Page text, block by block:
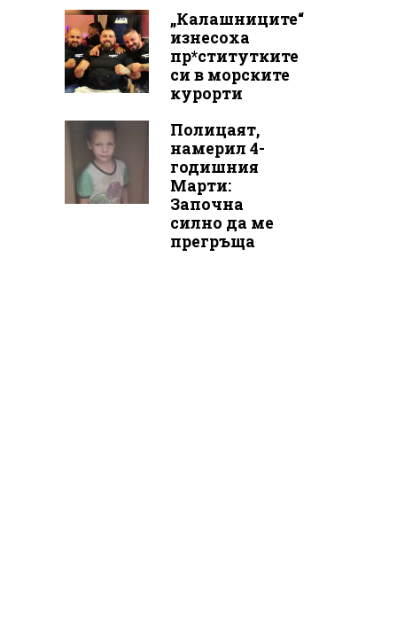
„Калашниците“
изнесоха
пр*ститутките
си в морските
курорти
Полицаят,
намерил 4-
годишния
Марти:
Започна
силно да ме
прегръща